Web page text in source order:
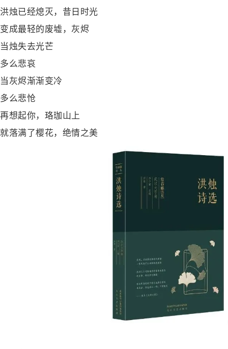
洪烛已经熄灭，昔日时光
变成最轻的废墟，灰烬
当烛失去光芒
多么悲哀
当灰烬渐渐变冷
多么悲怆
再想起你，珞珈山上
就落满了樱花，绝情之美